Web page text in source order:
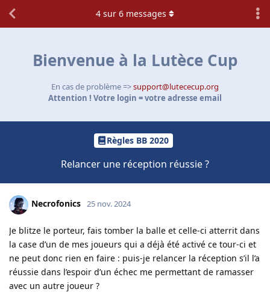
Bienvenue à la Lutèce Cup
En cas de problème =>support@lutececup.org
Attention ! Votre login = votre adresse email
Règles BB 2020
Relancer une réception réussie ?
4 sur 6 messages
Necrofonics 25 nov. 2024
Je blitze le porteur, fais tomber la balle et celle-ci atterrit dans
la case d’un de mes joueurs qui a déjà été activé ce tour-ci et
ne peut donc rien en faire : puis-je relancer la réception s’il l’a
réussie dans l’espoir d’un échec me permettant de ramasser
avec un autre joueur ?